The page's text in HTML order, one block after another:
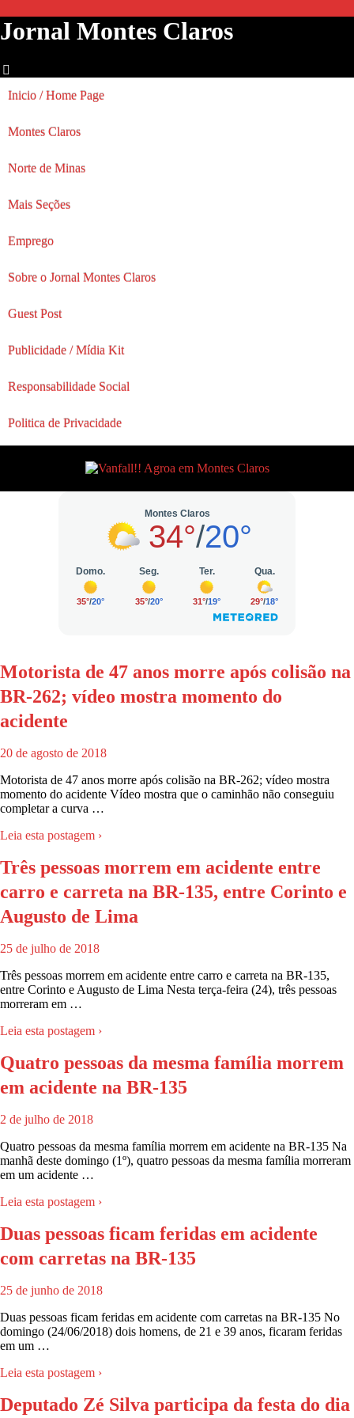
Jornal Montes Claros
Inicio / Home Page
Montes Claros
Norte de Minas
Mais Seções
Emprego
Sobre o Jornal Montes Claros
Guest Post
Publicidade / Mídia Kit
Responsabilidade Social
Politica de Privacidade
Motorista de 47 anos morre após colisão na
BR-262; vídeo mostra momento do
acidente
20 de agosto de 2018
Motorista de 47 anos morre após colisão na BR-262; vídeo mostra
momento do acidente Vídeo mostra que o caminhão não conseguiu
completar a curva …
Leia esta postagem ›
Três pessoas morrem em acidente entre
carro e carreta na BR-135, entre Corinto e
Augusto de Lima
25 de julho de 2018
Três pessoas morrem em acidente entre carro e carreta na BR-135,
entre Corinto e Augusto de Lima Nesta terça-feira (24), três pessoas
morreram em …
Leia esta postagem ›
Quatro pessoas da mesma família morrem
em acidente na BR-135
2 de julho de 2018
Quatro pessoas da mesma família morrem em acidente na BR-135 Na
manhã deste domingo (1º), quatro pessoas da mesma família morreram
em um acidente …
Leia esta postagem ›
Duas pessoas ficam feridas em acidente
com carretas na BR-135
25 de junho de 2018
Duas pessoas ficam feridas em acidente com carretas na BR-135 No
domingo (24/06/2018) dois homens, de 21 e 39 anos, ficaram feridas
em um …
Leia esta postagem ›
Deputado Zé Silva participa da festa do dia